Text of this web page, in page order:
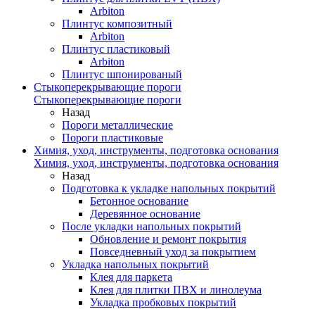
Arbiton
Плинтус композитный
Arbiton
Плинтус пластиковый
Arbiton
Плинтус шпонированый
Стыкоперекрывающие пороги
Стыкоперекрывающие пороги
Назад
Пороги металлические
Пороги пластиковые
Химия, уход, инструменты, подготовка основания
Химия, уход, инструменты, подготовка основания
Назад
Подготовка к укладке напольных покрытий
Бетонное основание
Деревянное основание
После укладки напольных покрытий
Обновление и ремонт покрытия
Повседневный уход за покрытием
Укладка напольных покрытий
Клея для паркета
Клея для плитки ПВХ и линолеума
Укладка пробковых покрытий